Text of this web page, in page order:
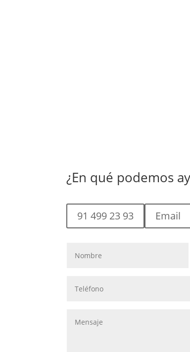
¿En qué podemos
91 499 23 93 Email